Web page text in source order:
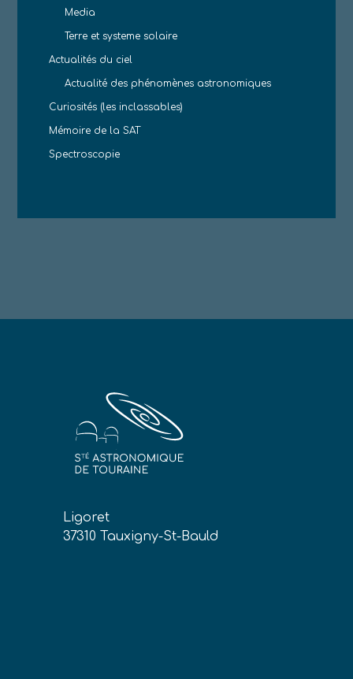
Media
Terre et systeme solaire
Actualités du ciel
Actualité des phénomènes astronomiques
Curiosités (les inclassables)
Mémoire de la SAT
Spectroscopie
Ligoret
37310 Tauxigny-St-Bauld